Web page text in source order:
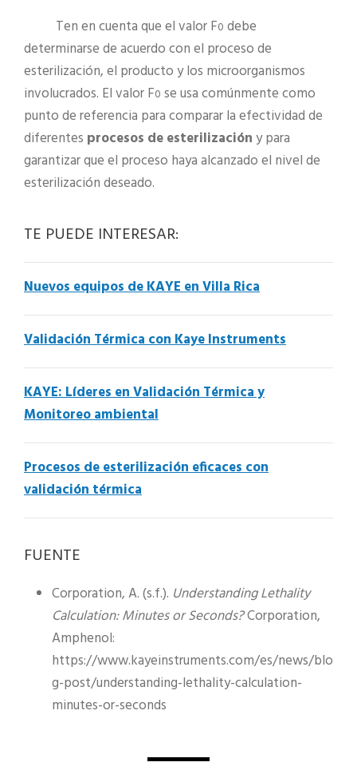
Ten en cuenta que el valor F0 debe
determinarse de acuerdo con el proceso de
esterilización, el producto y los microorganismos
involucrados. El valor F0 se usa comúnmente como
punto de referencia para comparar la efectividad de
diferentes procesos de esterilizacióny para
garantizar que el proceso haya alcanzado el nivel de
esterilización deseado.
TE PUEDE INTERESAR:
Nuevos equipos de KAYE en Villa Rica
Validación Térmica con Kaye Instruments
KAYE: Líderes en Validación Térmica y
Monitoreo ambiental
Procesos de esterilización eficaces con
validación térmica
FUENTE
Corporation, A. (s.f.). Understanding Lethality
Calculation: Minutes or Seconds?Corporation,
Amphenol:
https://www.kayeinstruments.com/es/news/blo
g-post/understanding-lethality-calculation-
minutes-or-seconds